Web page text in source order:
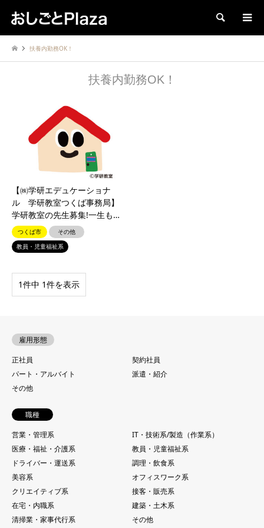
検索
扶養内勤務OK！
扶養内勤務OK！
【㈱学研エデュケーショナ
ル 学研教室つくば事務局】
学研教室の先生募集!一生も…
つくば市
その他
教員・児童福祉系
1件中 1件を表示
雇用形態
正社員
契約社員
パート・アルバイト
派遣・紹介
その他
職種
営業・管理系
IT・技術系/製造（作業系）
医療・福祉・介護系
教員・児童福祉系
ドライバー・運送系
調理・飲食系
美容系
オフィスワーク系
クリエイティブ系
接客・販売系
在宅・内職系
建築・土木系
清掃業・家事代行系
その他